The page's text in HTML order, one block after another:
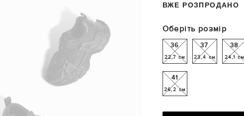
ВЖЕ РОЗПРОДАНО
Оберіть розмір
36
22,7 см
37
23,4 см
38
24,1 см
41
26,2 см